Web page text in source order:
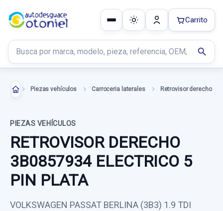
Buscar productos
search
Carrito
Piezas vehículos Carroceria laterales Retrovisor derecho
PIEZAS VEHÍCULOS
RETROVISOR DERECHO
3B0857934 ELECTRICO 5
PIN PLATA
VOLKSWAGEN PASSAT BERLINA (3B3) 1.9 TDI